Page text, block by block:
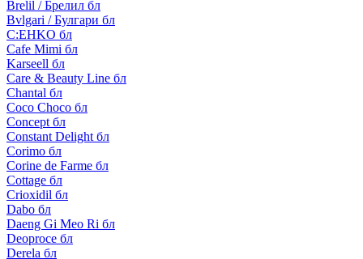
Brelil / Брелил бл
Bvlgari / Булгари бл
C:EHKO бл
Cafe Mimi бл
Karseell бл
Care & Beauty Line бл
Chantal бл
Coco Choco бл
Concept бл
Constant Delight бл
Corimo бл
Corine de Farme бл
Cottage бл
Crioxidil бл
Dabo бл
Daeng Gi Meo Ri бл
Deoproce бл
Derela бл